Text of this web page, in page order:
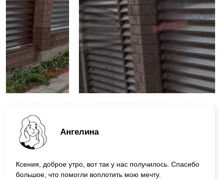
Ангелина
Ксения, доброе утро, вот так у нас получилось. Спасибо
большое, что помогли воплотить мою мечту.